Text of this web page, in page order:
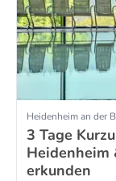
Heidenheim an der
3 Tage
Heidenheim
erkunden